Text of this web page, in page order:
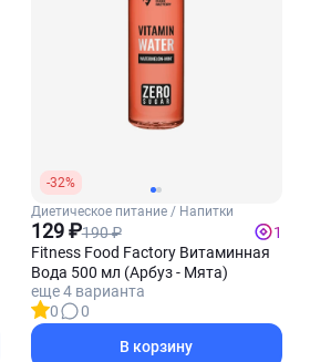
-32%
Диетическое питание / Напитки
129 ₽190 ₽
1
Fitness Food Factory Витаминная
Вода 500 мл (Арбуз - Мята)
еще 4 варианта
0
0
В корзину